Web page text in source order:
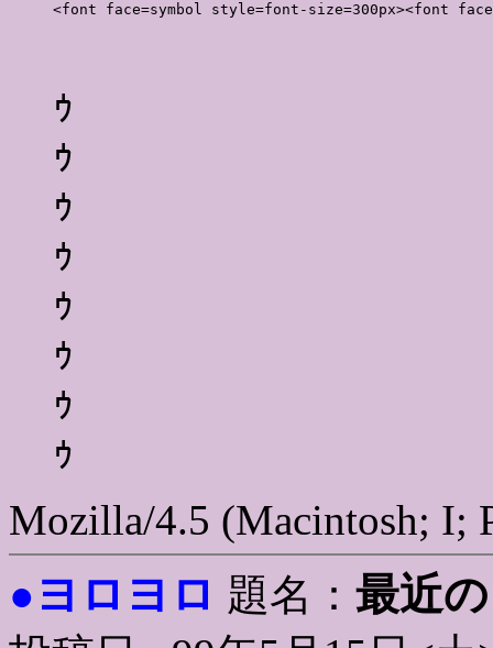
<font face=symbol style=font-size=300px><font
ｩ
ｩ
ｩ
ｩ
ｩ
ｩ
ｩ
ｩ
Mozilla/4.5 (Macintosh; I;
● ヨロヨロ 題名： 最近